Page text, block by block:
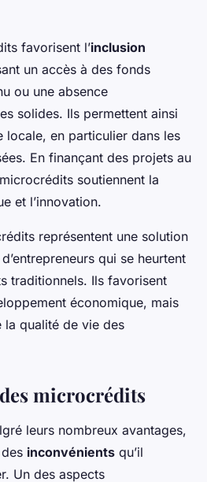
favorisent l’inclusion
un accès à des fonds
ou une absence
solides. Ils permettent ainsi
locale, en particulier dans les
En finançant des projets au
soutiennent la
et l’innovation.
représentent une solution
qui se heurtent
traditionnels. Ils favorisent
économique, mais
la qualité de vie des
microcrédits
leurs nombreux avantages,
inconvénients qu’il
Un des aspects